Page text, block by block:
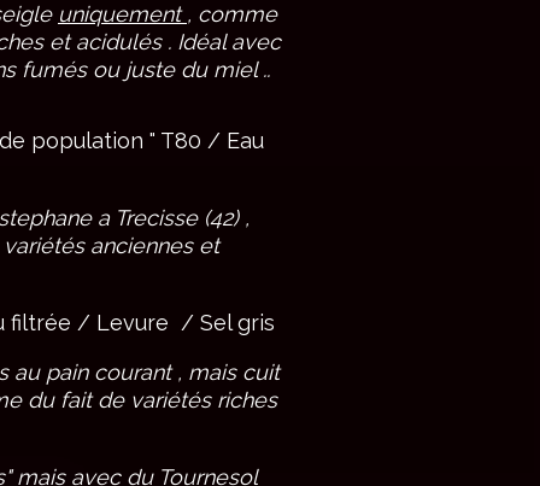
uniquement, comme
et acidulés . Idéal avec
fumés ou juste du miel ..
population " T80 / Eau
a Trecisse (42) ,
anciennes et
filtrée / Levure / Sel gris
pain courant , mais cuit
du fait de variétés riches
mais avec du Tournesol